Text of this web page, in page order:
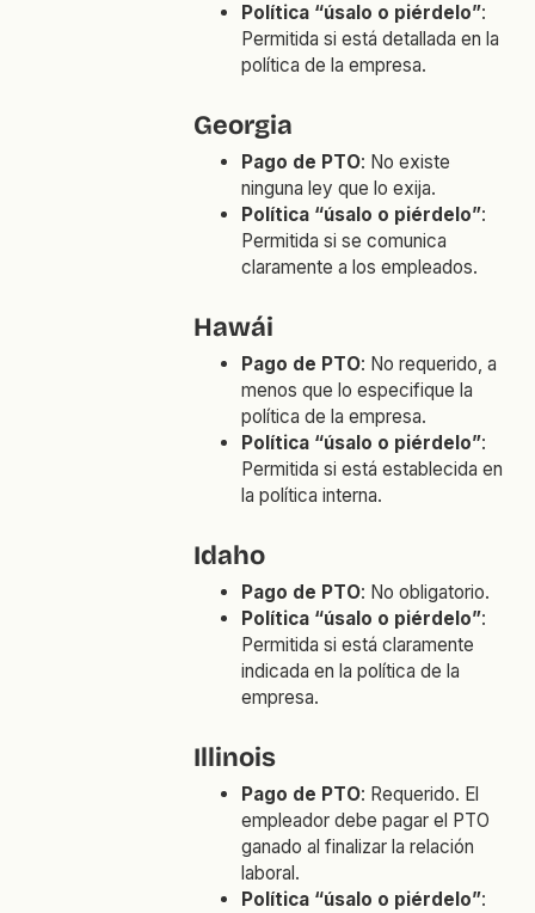
Política “úsalo o piérdelo”:
Permitida si está detallada en la
política de la empresa.
Georgia
Pago de PTO: No existe
ninguna ley que lo exija.
Política “úsalo o piérdelo”:
Permitida si se comunica
claramente a los empleados.
Hawái
Pago de PTO: No requerido, a
menos que lo especifique la
política de la empresa.
Política “úsalo o piérdelo”:
Permitida si está establecida en
la política interna.
Idaho
Pago de PTO: No obligatorio.
Política “úsalo o piérdelo”:
Permitida si está claramente
indicada en la política de la
empresa.
Illinois
Pago de PTO: Requerido. El
empleador debe pagar el PTO
ganado al finalizar la relación
laboral.
Política “úsalo o piérdelo”: